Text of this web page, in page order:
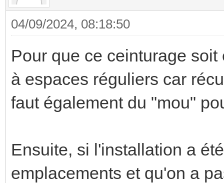
04/09/2024, 08:18:50
Pour que ce ceinturage
à espaces réguliers car
faut également du "mou"
Ensuite, si l'installation a
emplacements et qu'on a